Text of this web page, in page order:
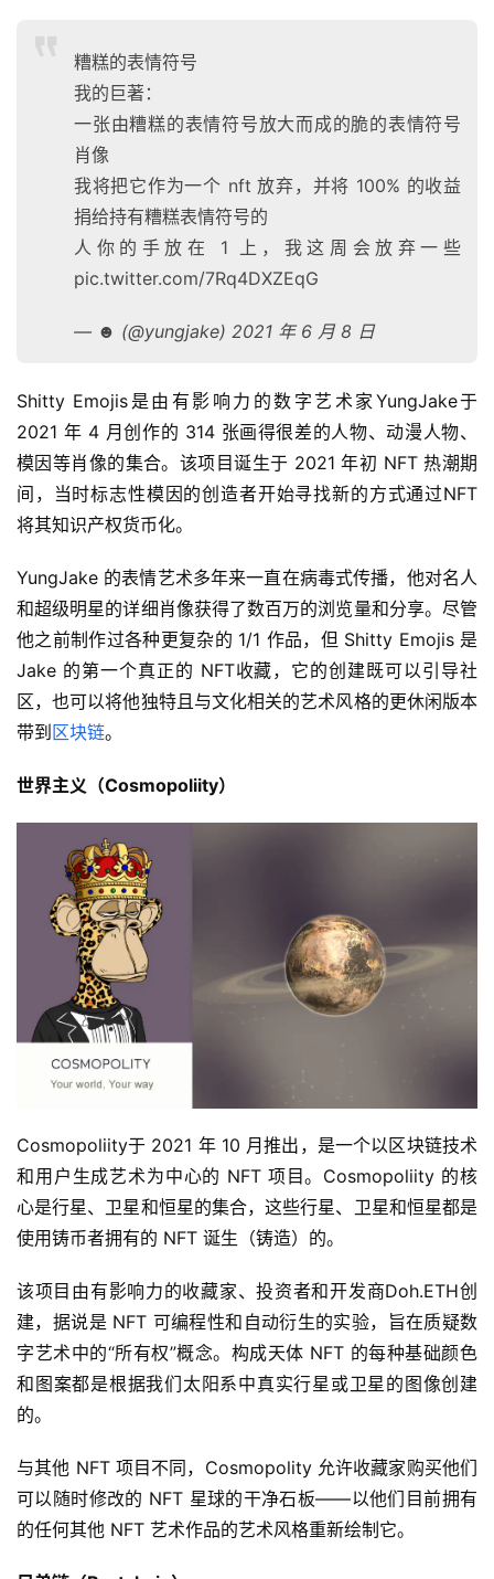
糟糕的表情符号
我的巨著：
一张由糟糕的表情符号放大而成的脆的表情符号
肖像
我将把它作为一个 nft 放弃，并将 100% 的收益
捐给持有糟糕表情符号的
人你的手放在 1 上，我这周会放弃一些
pic.twitter.com/7Rq4DXZEqG
— ☻ (@yungjake) 2021 年 6 月 8 日
Shitty Emojis是由有影响力的数字艺术家YungJake于
2021 年 4 月创作的 314 张画得很差的人物、动漫人物、
模因等肖像的集合。该项目诞生于 2021 年初 NFT 热潮期
间，当时标志性模因的创造者开始寻找新的方式通过NFT
将其知识产权货币化。
YungJake 的表情艺术多年来一直在病毒式传播，他对名人
和超级明星的详细肖像获得了数百万的浏览量和分享。尽管
他之前制作过各种更复杂的 1/1 作品，但 Shitty Emojis 是
Jake 的第一个真正的 NFT收藏，它的创建既可以引导社
区，也可以将他独特且与文化相关的艺术风格的更休闲版本
带到 区块链。
世界主义（Cosmopoliity）
Cosmopoliity于 2021 年 10 月推出，是一个以区块链技术
和用户生成艺术为中心的 NFT 项目。Cosmopoliity 的核
心是行星、卫星和恒星的集合，这些行星、卫星和恒星都是
使用铸币者拥有的 NFT 诞生（铸造）的。
该项目由有影响力的收藏家、投资者和开发商Doh.ETH创
建，据说是 NFT 可编程性和自动衍生的实验，旨在质疑数
字艺术中的“所有权”概念。构成天体 NFT 的每种基础颜色
和图案都是根据我们太阳系中真实行星或卫星的图像创建
的。
与其他 NFT 项目不同，Cosmopolity 允许收藏家购买他们
可以随时修改的 NFT 星球的干净石板——以他们目前拥有
的任何其他 NFT 艺术作品的艺术风格重新绘制它。